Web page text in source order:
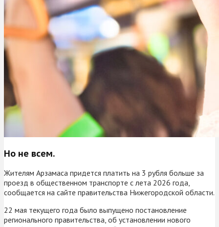
Но не всем.
Жителям Арзамаса придется платить на 3 рубля больше за
проезд в общественном транспорте с лета 2026 года,
сообщается на сайте правительства Нижегородской области.
22 мая текущего года было выпущено постановление
регионального правительства, об установлении нового